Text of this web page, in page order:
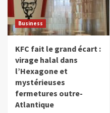
Business
KFC fait le grand écart :
virage halal dans
l’Hexagone et
mystérieuses
fermetures outre-
Atlantique